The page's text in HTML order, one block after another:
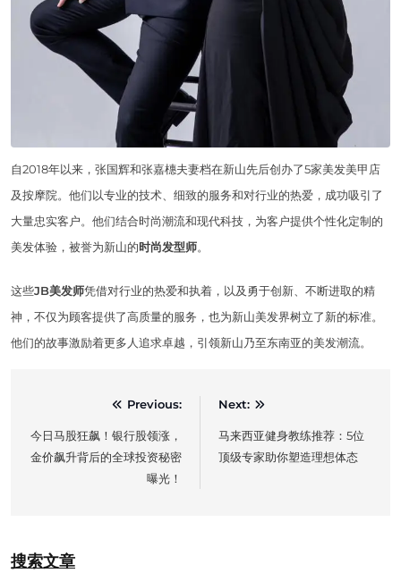
自2018年以来，张国辉和张嘉橞夫妻档在新山先后创办了5家美发美甲店
及按摩院。他们以专业的技术、细致的服务和对行业的热爱，成功吸引了
大量忠实客户。他们结合时尚潮流和现代科技，为客户提供个性化定制的
美发体验，被誉为新山的时尚发型师。
这些JB美发师凭借对行业的热爱和执着，以及勇于创新、不断进取的精
神，不仅为顾客提供了高质量的服务，也为新山美发界树立了新的标准。
他们的故事激励着更多人追求卓越，引领新山乃至东南亚的美发潮流。
Previous:
今日马股狂飙！银行股领涨，
金价飙升背后的全球投资秘密
曝光！
Next:
马来西亚健身教练推荐：5位
顶级专家助你塑造理想体态
搜索文章